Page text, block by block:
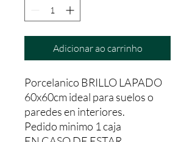
Adicionar ao carrinho
Porcelanico BRILLO LAPADO
60x60cm ideal para suelos o
paredes en interiores.
Pedido minimo 1 caja